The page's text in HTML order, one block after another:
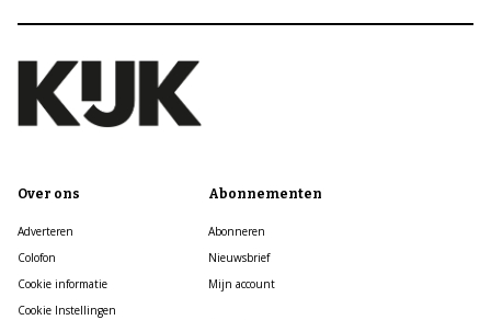
Over ons
Adverteren
Colofon
Cookie informatie
Cookie Instellingen
Abonnementen
Abonneren
Nieuwsbrief
Mijn account